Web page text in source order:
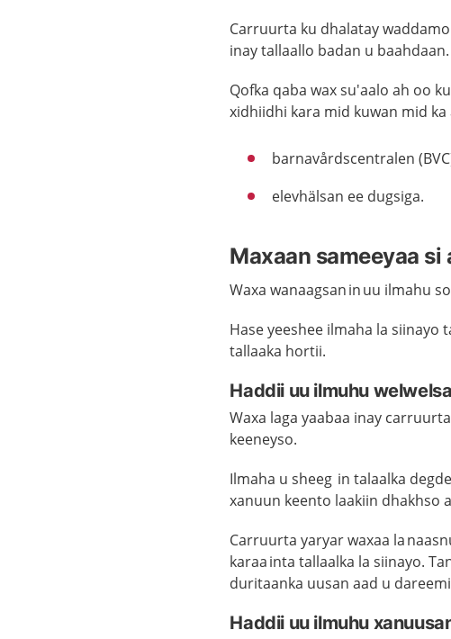
Carruurta ku dhalatay
inay tallaallo badan u baahdaan.
Qofka qaba wax su'aalo ah oo
xidhiidhi kara mid kuwan mid ka
barnavårdscentralen(BVC
elevhälsan ee dugsiga.
Maxaan sameeyaa
Waxa wanaagsan in uu ilmahu
Hase yeeshee ilmaha la siinayo
tallaaka hortii.
Haddii uu ilmuhu
Waxa laga yaabaa inay
keeneyso.
Ilmaha u sheeg in talaalka
xanuun keento laakiin dhakhso
Carruurta yaryar waxaa la
karaa inta tallaalka la siinayo.
duritaanka uusan aad u
Haddii uu ilmuhu